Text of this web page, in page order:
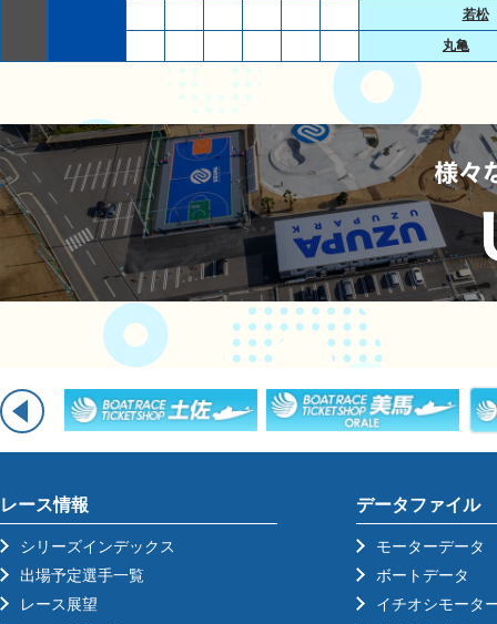
若松
丸亀
レース情報
シリーズインデックス
出場予定選手一覧
レース展望
データファイル
モーターデータ
ボートデータ
イチオシモータ